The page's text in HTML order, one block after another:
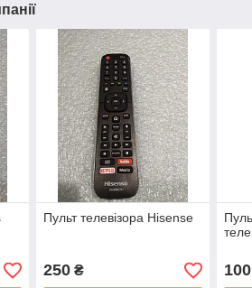
Пульт телевізора Hisense
250₴ 100